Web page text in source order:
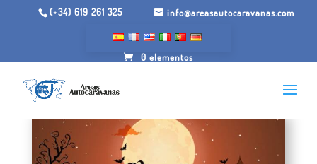
(+34) 619 261 325 info@areasautocaravanas.com
0 elementos